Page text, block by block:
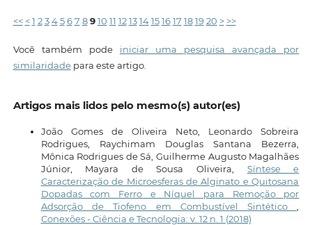
<< < 1 2 3 4 5 6 7 8 9 10 11 12 13 14 15 16 17 18 19 20 > >>
Você também pode iniciar uma pesquisa avançada por
similaridadepara este artigo.
Artigos mais lidos pelo mesmo(s) autor(es)
João Gomes de Oliveira Neto, Leonardo Sobreira
Rodrigues, Raychimam Douglas Santana Bezerra,
Mônica Rodrigues de Sá, Guilherme Augusto Magalhães
Júnior, Mayara de Sousa Oliveira, Síntese e
Caracterização de Microesferas de Alginato e Quitosana
Dopadas com Ferro e Níquel para Remoção por
Adsorção de Tiofeno em Combustível Sintético
Conexões - Ciência e Tecnologia: v. 12 n. 1 (2018)